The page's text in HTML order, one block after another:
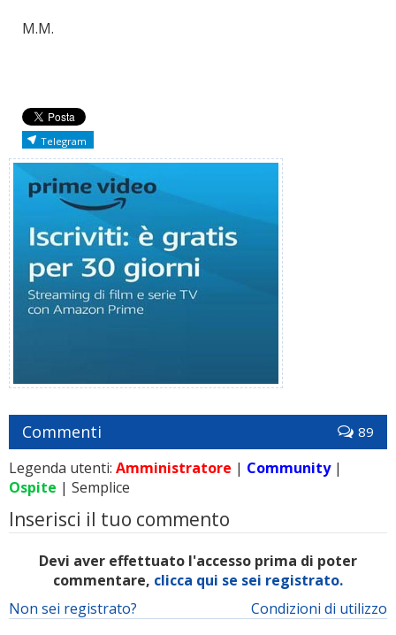
M.M.
Telegram
Commenti 89
Legenda utenti: Amministratore | Community|
Ospite | Semplice
Inserisci il tuo commento
Devi aver effettuato l'accesso prima di poter
commentare, clicca qui se sei registrato.
Condizioni di utilizzo
Non sei registrato?